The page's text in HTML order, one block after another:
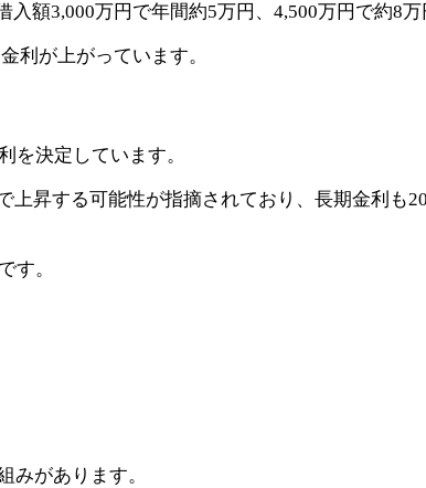
額3,000万円で年間約5万円、4,500万円で約8万
利が上がっています。
を決定しています。
昇する可能性が指摘されており、長期金利も
す。
みがあります。